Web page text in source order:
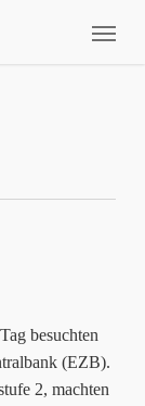
besuchten
(EZB).
2, machten